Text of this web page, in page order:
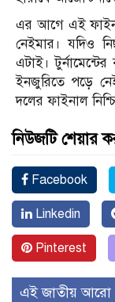
এর আগে এই
নেইমার। যদিও
এটাই।
ইনজুরিতে পড়ে
দলের ফাইনাল
নিউজটি শেয়ার
Facebook
Linkedin
Pinterest
এই জাতীয় আরো